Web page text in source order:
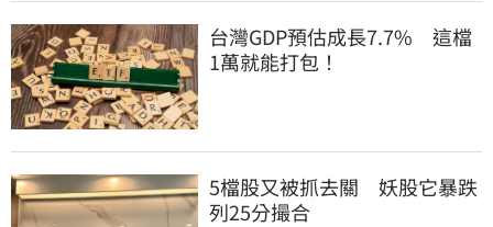
台灣GDP預估成長7.7%　這檔
1萬就能打包！
5檔股又被抓去關　妖股它暴跌
列25分撮合